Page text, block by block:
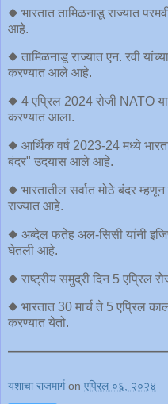
◆ भारतात तामिळनाडू राज्यात
आहे.
◆ तामिळनाडू राज्यात एन. रवी
करण्यात आले आहे.
◆ 4 एप्रिल 2024 रोजी NATO
करण्यात आला.
◆ आर्थिक वर्ष 2023-24 मध्ये
बंदर" उदयास आले आहे.
◆ भारतातील सर्वात मोठे बंदर
राज्यात आहे.
◆ अब्देल फतेह अल-सिसी यांनी
घेतली आहे.
◆ राष्ट्रीय समुद्री दिन 5 एप्रिल
◆ भारतात 30 मार्च ते 5 एप्रिल
करण्यात येतो.
यशाचा राजमार्ग on एप्रिल ०६, २०२४